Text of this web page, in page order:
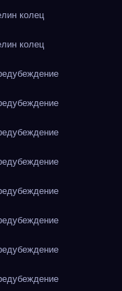
колец
колец